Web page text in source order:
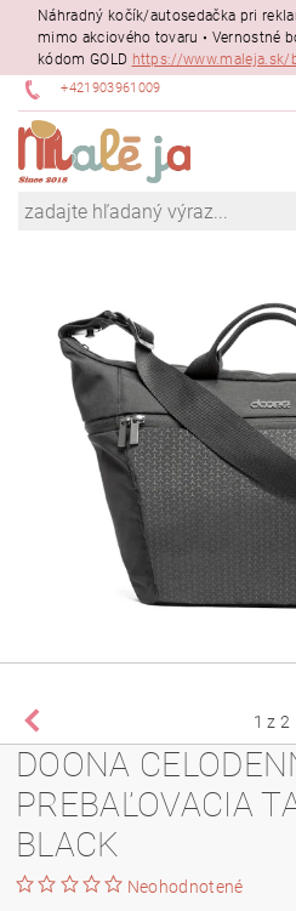
Náhradný kočík/autosedačka pri
mimo akciového tovaru • Vernostné
kódom GOLD https://www.maleja.sk/
+421903961009
1 z 2
DOONA
PREBAĽOVACIA
BLACK
Neohodnotené